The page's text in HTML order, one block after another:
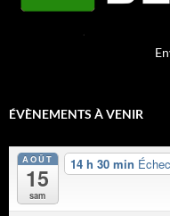
ÉVÈNEMENTS À VENIR
AOÛT
15
sam
14 h 30 min